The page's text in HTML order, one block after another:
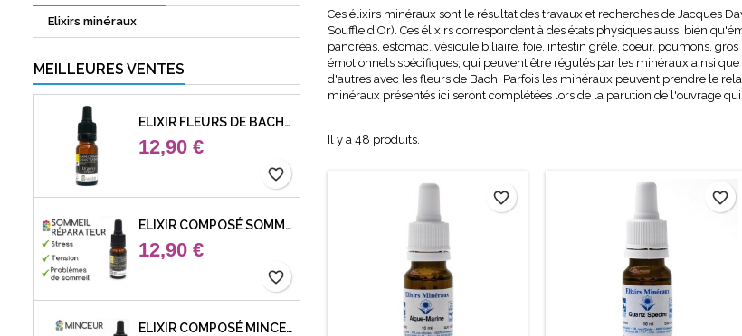
Elixirs minéraux
MEILLEURES VENTES
ELIXIR FLEURS DE BACH 39 URGENCE (URGENCY)
12,90 €
favorite_border
ELIXIR COMPOSÉ SOMMEIL RÉPARATEUR
12,90 €
favorite_border
ELIXIR COMPOSÉ MINCEUR
Ces élixirs minéraux sont le résultat des travaux et recherches de Jacques
Souffle d'Or). Ces élixirs correspondent à des états physiques aussi bien
pancréas, estomac, vésicule biliaire, foie, intestin grêle, coeur, poumons,
émotionnels spécifiques, qui peuvent être régulés par les minéraux ainsi
d'autres avec les fleurs de Bach. Parfois les minéraux peuvent prendre le
minéraux présentés ici seront complétées lors de la parution de l'ouvrage qui
Il y a 48 produits.
favorite_border favorite_border